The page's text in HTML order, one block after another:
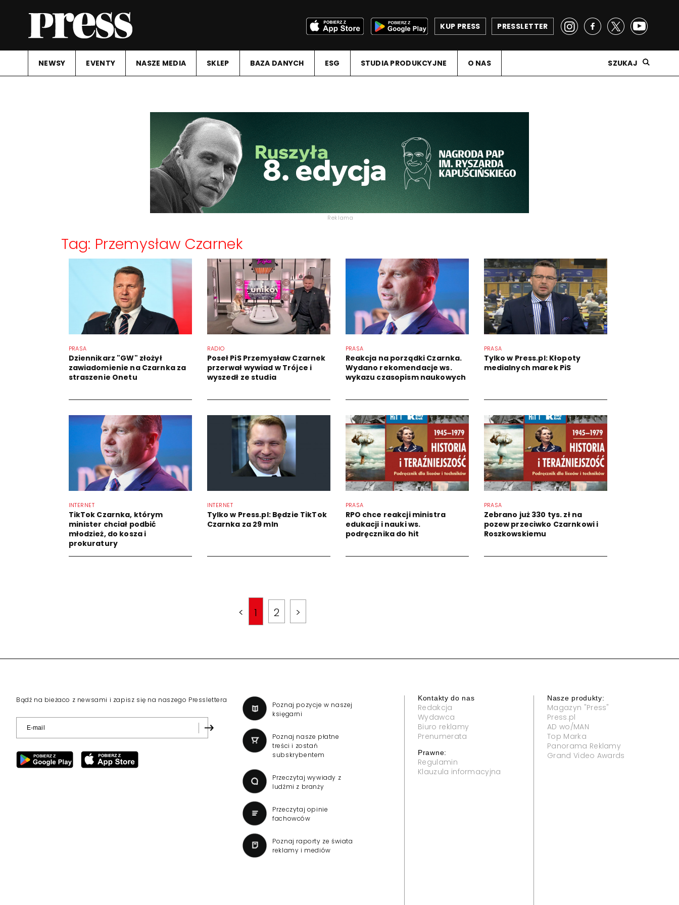
PRESSLETTER
KUP PRESS
NEWSY EVENTY NASZE MEDIA SKLEP BAZA DANYCH ESG STUDIA PRODUKCYJNE O NAS SZUKAJ
Reklama
Tag: Przemysław Czarnek
PRASA
Dziennikarz "GW" złożył
zawiadomienie na Czarnka za
straszenie Onetu
RADIO
Poseł PiS Przemysław Czarnek
przerwał wywiad w Trójce i
wyszedł ze studia
PRASA
Reakcja na porządki Czarnka.
Wydano rekomendacje ws.
wykazu czasopism naukowych
PRASA
Tylko w Press.pl: Kłopoty
medialnych marek PiS
INTERNET
TikTok Czarnka, którym
minister chciał podbić
młodzież, do kosza i
prokuratury
INTERNET
Tylko w Press.pl: Będzie TikTok
Czarnka za 29 mln
PRASA
RPO chce reakcji ministra
edukacji i nauki ws.
podręcznika do hit
PRASA
Zebrano już 330 tys. zł na
pozew przeciwko Czarnkowi i
Roszkowskiemu
< 1 2 >
Bądź na bieżaco z newsami i zapisz się na naszego Presslettera
Poznaj pozycje w naszej
księgarni
Poznaj nasze płatne
treści i zostań
subskrybentem
Przeczytaj wywiady z
ludźmi z branży
Przeczytaj opinie
fachowców
Poznaj raporty ze świata
reklamy i mediów
Kontakty do nas
Redakcja
Wydawca
Biuro reklamy
Prenumerata
Prawne:
Regulamin
Klauzula informacyjna
Nasze produkty:
Magazyn "Press"
Press.pl
AD wo/MAN
Top Marka
Panorama Reklamy
Grand Video Awards